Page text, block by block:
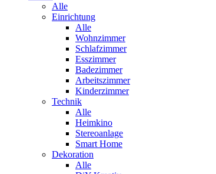
Alle
Einrichtung
Alle
Wohnzimmer
Schlafzimmer
Esszimmer
Badezimmer
Arbeitszimmer
Kinderzimmer
Technik
Alle
Heimkino
Stereoanlage
Smart Home
Dekoration
Alle